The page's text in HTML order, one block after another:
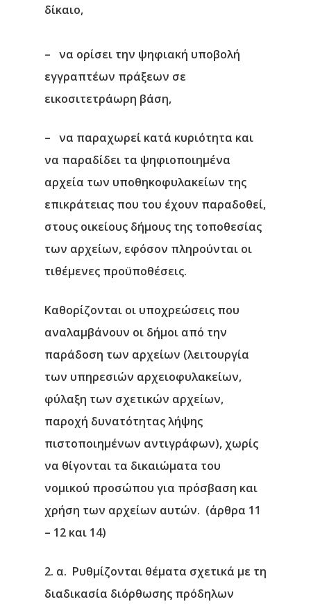
δίκαιο,
– να ορίσει την ψηφιακή υποβολή
εγγραπτέων πράξεων σε
εικοσιτετράωρη βάση,
– να παραχωρεί κατά κυριότητα και
να παραδίδει τα ψηφιοποιημένα
αρχεία των υποθηκοφυλακείων της
επικράτειας που του έχουν παραδοθεί,
στους οικείους δήμους της τοποθεσίας
των αρχείων, εφόσον πληρούνται οι
τιθέμενες προϋποθέσεις.
Καθορίζονται οι υποχρεώσεις που
αναλαμβάνουν οι δήμοι από την
παράδοση των αρχείων (λειτουργία
των υπηρεσιών αρχειοφυλακείων,
φύλαξη των σχετικών αρχείων,
παροχή δυνατότητας λήψης
πιστοποιημένων αντιγράφων), χωρίς
να θίγονται τα δικαιώματα του
νομικού προσώπου για πρόσβαση και
χρήση των αρχείων αυτών. (άρθρα 11
– 12 και 14)
2. α. Ρυθμίζονται θέματα σχετικά με τη
διαδικασία διόρθωσης πρόδηλων